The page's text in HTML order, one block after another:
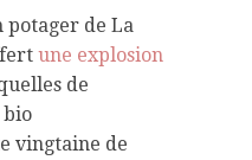
potager de La
une explosion
de
bio
vingtaine de